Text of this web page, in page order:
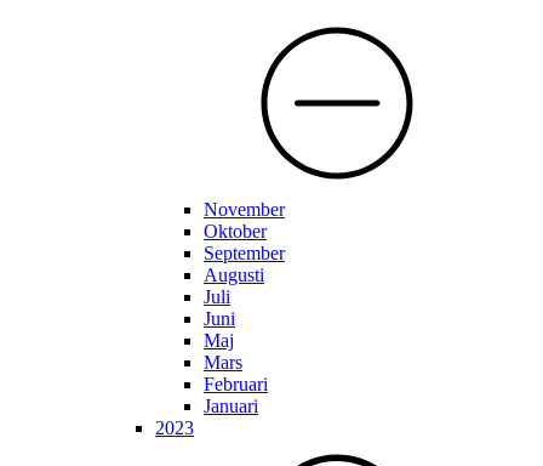
November
Oktober
September
Augusti
Juli
Juni
Maj
Mars
Februari
Januari
2023